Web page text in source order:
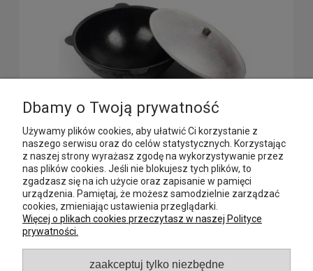
KAZAN UZBECKI NAMANGAN 12L Z
ALUMINIOWĄ POKRYWKĄ
Namangan
460,00 zł
do koszyka
Dbamy o Twoją prywatność
Używamy plików cookies, aby ułatwić Ci korzystanie z
naszego serwisu oraz do celów statystycznych. Korzystając
z naszej strony wyrażasz zgodę na wykorzystywanie przez
nas plików cookies. Jeśli nie blokujesz tych plików, to
zgadzasz się na ich użycie oraz zapisanie w pamięci
urządzenia. Pamiętaj, że możesz samodzielnie zarządzać
cookies, zmieniając ustawienia przeglądarki.
Więcej o plikach cookies przeczytasz w naszej Polityce
prywatności.
zaakceptuj tylko niezbędne